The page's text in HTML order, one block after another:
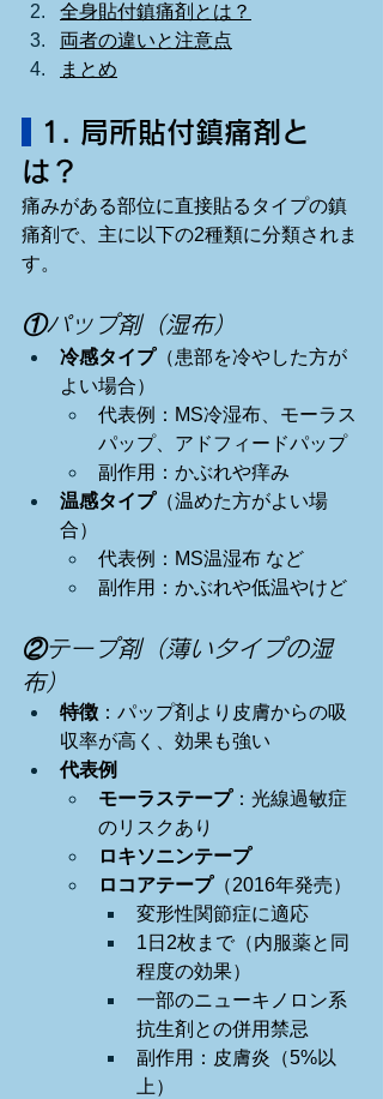
全身貼付鎮痛剤とは？
両者の違いと注意点
まとめ
1. 局所貼付鎮痛剤と
は？
痛みがある部位に直接貼るタイプの鎮
痛剤で、主に以下の2種類に分類されま
す。
①パップ剤（湿布）
冷感タイプ（患部を冷やした方が
よい場合）
代表例：MS冷湿布、モーラス
パップ、アドフィードパップ
副作用：かぶれや痒み
温感タイプ（温めた方がよい場
合）
代表例：MS温湿布 など
副作用：かぶれや低温やけど
②テープ剤（薄いタイプの湿
布）
特徴 ：パップ剤より皮膚からの吸
収率が高く、効果も強い
代表例
モーラステープ：光線過敏症
のリスクあり
ロキソニンテープ
ロコアテープ（2016年発売）
変形性関節症に適応
1日2枚まで（内服薬と同
程度の効果）
一部のニューキノロン系
抗生剤との併用禁忌
副作用：皮膚炎（5%以
上）